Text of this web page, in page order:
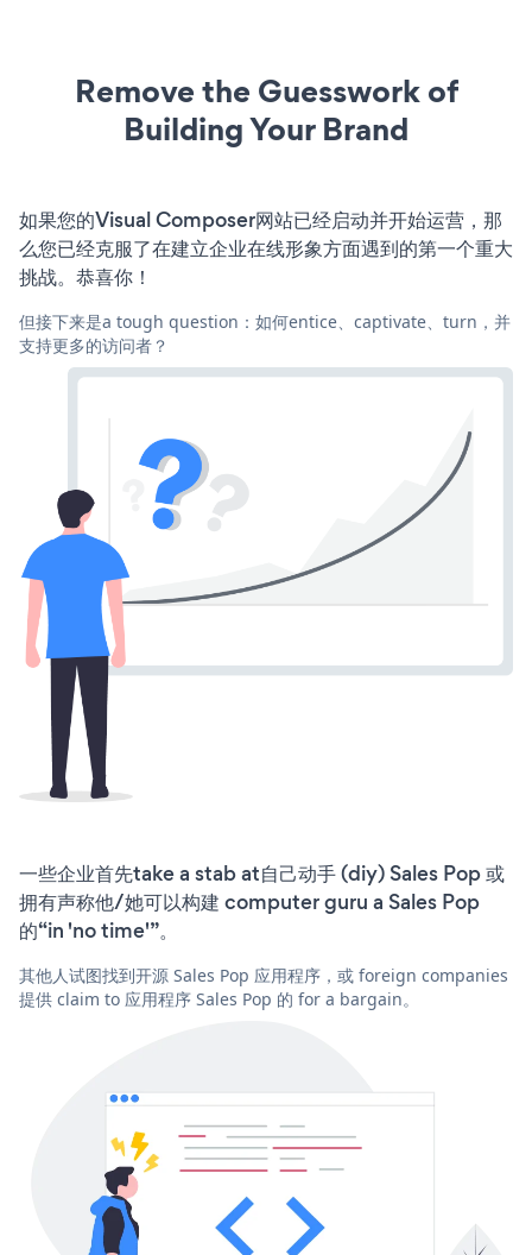
Remove the Guesswork of
Building Your Brand
如果您的Visual Composer网站已经启动并开始运营，那
么您已经克服了在建立企业在线形象方面遇到的第一个重大
挑战。恭喜你！
但接下来是a tough question：如何entice、captivate、turn，并
支持更多的访问者？
一些企业首先take a stab at自己动手 (diy) Sales Pop 或
拥有声称他/她可以构建 computer guru a Sales Pop
的“in 'no time'”。
其他人试图找到开源 Sales Pop 应用程序，或 foreign companies
提供 claim to 应用程序 Sales Pop 的 for a bargain。